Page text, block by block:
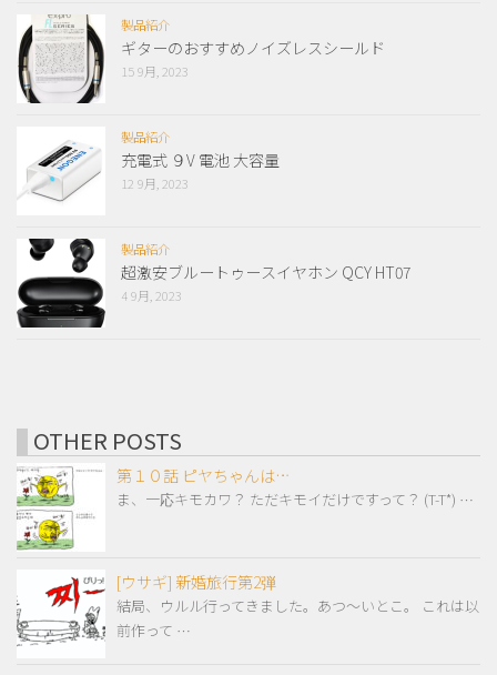
製品紹介
ギターのおすすめノイズレスシールド
15 9月, 2023
製品紹介
充電式 ９V 電池 大容量
12 9月, 2023
製品紹介
超激安ブルートゥースイヤホン QCY HT07
4 9月, 2023
OTHER POSTS
第１０話 ピヤちゃんは…
ま、一応キモカワ？ ただキモイだけですって？ (T-T*) …
[ウサギ] 新婚旅行第2弾
結局、ウルル行ってきました。あつ～いとこ。 これは以
前作って …